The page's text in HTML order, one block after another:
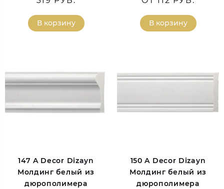
В корзину В корзину
147 A Decor Dizayn
Молдинг белый из
дюрополимера
150 A Decor Dizayn
Молдинг белый из
дюрополимера